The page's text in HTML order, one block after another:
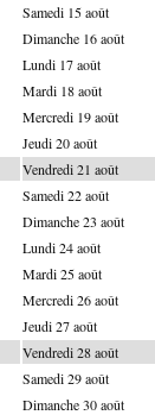
Samedi 15 août
Dimanche 16 août
Lundi 17 août
Mardi 18 août
Mercredi 19 août
Jeudi 20 août
Vendredi 21 août
Samedi 22 août
Dimanche 23 août
Lundi 24 août
Mardi 25 août
Mercredi 26 août
Jeudi 27 août
Vendredi 28 août
Samedi 29 août
Dimanche 30 août